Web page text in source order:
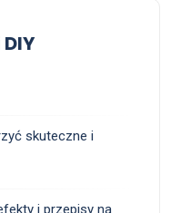
skuteczne i
i przepisy na